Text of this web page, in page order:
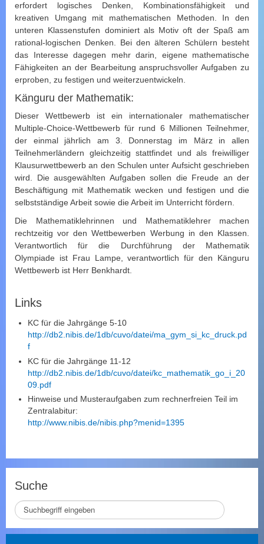
erfordert logisches Denken, Kombinationsfähigkeit und
kreativen Umgang mit mathematischen Methoden. In den
unteren Klassenstufen dominiert als Motiv oft der Spaß am
rational-logischen Denken. Bei den älteren Schülern besteht
das Interesse dagegen mehr darin, eigene mathematische
Fähigkeiten an der Bearbeitung anspruchsvoller Aufgaben zu
erproben, zu festigen und weiterzuentwickeln.
Känguru der Mathematik:
Dieser Wettbewerb ist ein internationaler mathematischer
Multiple-Choice-Wettbewerb für rund 6 Millionen Teilnehmer,
der einmal jährlich am 3. Donnerstag im März in allen
Teilnehmerländern gleichzeitig stattfindet und als freiwilliger
Klausurwettbewerb an den Schulen unter Aufsicht geschrieben
wird. Die ausgewählten Aufgaben sollen die Freude an der
Beschäftigung mit Mathematik wecken und festigen und die
selbstständige Arbeit sowie die Arbeit im Unterricht fördern.
Die Mathematiklehrinnen und Mathematiklehrer machen
rechtzeitig vor den Wettbewerben Werbung in den Klassen.
Verantwortlich für die Durchführung der Mathematik
Olympiade ist Frau Lampe, verantwortlich für den Känguru
Wettbewerb ist Herr Benkhardt.
Links
KC für die Jahrgänge 5-10
http://db2.nibis.de/1db/cuvo/datei/ma_gym_si_kc_druck.pd
f
KC für die Jahrgänge 11-12
http://db2.nibis.de/1db/cuvo/datei/kc_mathematik_go_i_20
09.pdf
Hinweise und Musteraufgaben zum rechnerfreien Teil im
Zentralabitur:
http://www.nibis.de/nibis.php?menid=1395
Suche
S
e
i